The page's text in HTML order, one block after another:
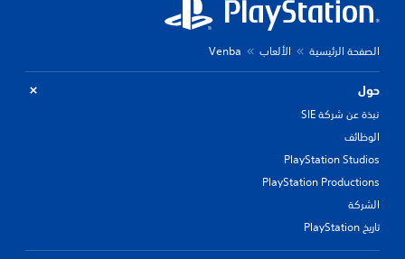
الصفحة الرئيسية الألعاب Venba
حول
نبذة عن شركة SIE
الوظائف
PlayStation Studios
PlayStation Productions
الشركة
تاريخ PlayStation